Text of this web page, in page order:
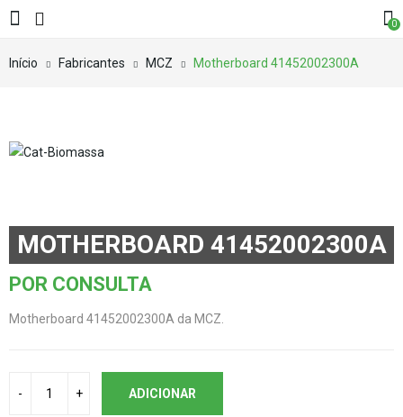
0
Início Fabricantes MCZ Motherboard 41452002300A
MOTHERBOARD 41452002300A
POR CONSULTA
Motherboard 41452002300A da MCZ.
ADICIONAR